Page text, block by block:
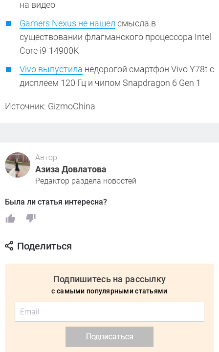
на видео
Gamers Nexus не нашел смысла в
существовании флагманского процессора Intel
Core i9-14900K
Vivo выпустила недорогой смартфон Vivo Y78t с
дисплеем 120 Гц и чипом Snapdragon 6 Gen 1
Источник: GizmoChina
Автор
Азиза Довлатова
Редактор раздела новостей
Была ли статья интересна?
Поделиться
Подпишитесь на рассылку
с самыми популярными статьями
Подписаться